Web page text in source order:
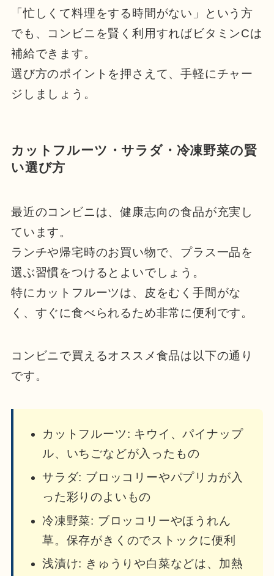
「忙しくて料理をする時間がない」という方
でも、コンビニを賢く利用すればビタミンCは
補給できます。
選び方のポイントを押さえて、手軽にチャー
ジしましょう。
カットフルーツ・サラダ・冷凍野菜の賢
い選び方
最近のコンビニは、健康志向の食品が充実し
ています。
ランチや帰宅時のお買い物で、プラス一品を
選ぶ習慣をつけるとよいでしょう。
特にカットフルーツは、皮をむく手間がな
く、すぐに食べられるため非常に便利です。
コンビニで買えるオススメ食品は以下の通り
です。
カットフルーツ: キウイ、パイナップ
ル、いちごなどが入ったもの
サラダ: ブロッコリーやパプリカが入
った彩りのよいもの
冷凍野菜: ブロッコリーやほうれん
草。保存がきくのでストックに便利
浅漬け: きゅうりや白菜などは、加熱